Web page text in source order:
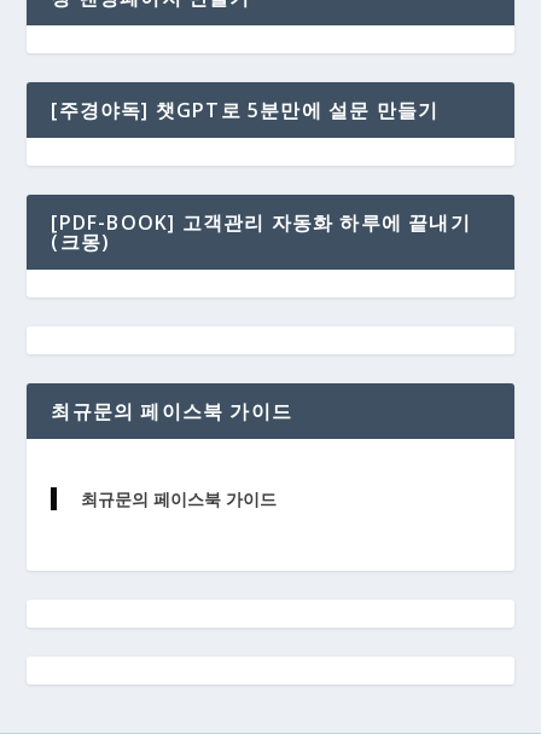
[주경야독] 챗GPT로 5분만에 설문 만들기
[PDF-BOOK] 고객관리 자동화 하루에 끝내기
(크몽)
최규문의 페이스북 가이드
최규문의 페이스북 가이드